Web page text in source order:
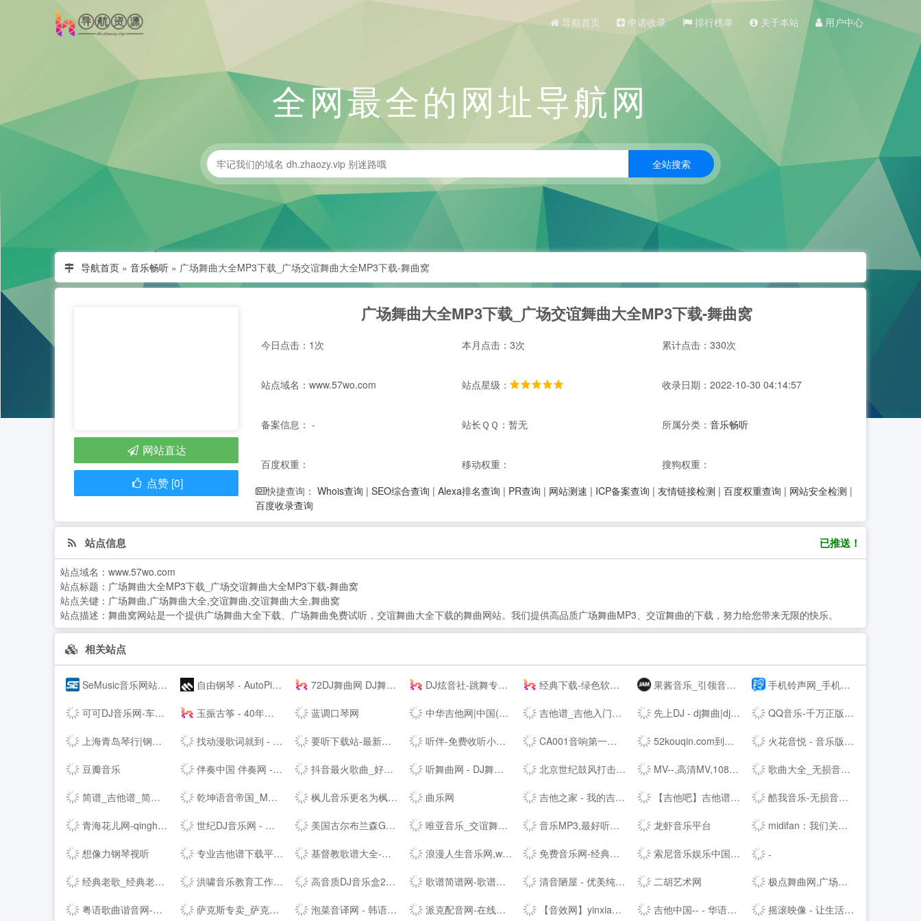
导航首页 申请收录 排行榜单 关于本站 用户中心
全网最全的网址导航网
导航首页 » 音乐畅听 » 广场舞曲大全MP3下载_广场交谊舞曲大全MP3下载-舞曲窝
广场舞曲大全MP3下载_广场交谊舞曲大全MP3下载-舞曲窝
今日点击：1次 本月点击：3次 累计点击：330次
站点域名：www.57wo.com 站点星级： 收录日期：2022-10-30 04:14:57
备案信息： - 站长ＱＱ：暂无 所属分类：音乐畅听
百度权重： 移动权重： 搜狗权重：
快捷查询： Whois查询 | SEO综合查询 | Alexa排名查询 | PR查询 | 网站测速 | ICP备案查询 | 友情链接检测 | 百度权重查询 | 网站安全检测 |
百度收录查询
网站直达
点赞 [0]
站点信息 已推送！
站点域名： www.57wo.com
站点标题： 广场舞曲大全MP3下载_广场交谊舞曲大全MP3下载-舞曲窝
站点关键： 广场舞曲,广场舞曲大全,交谊舞曲,交谊舞曲大全,舞曲窝
站点描述： 舞曲窝网站是一个提供广场舞曲大全下载、广场舞曲免费试听，交谊舞曲大全下载的舞曲网站。我们提供高品质广场舞曲MP3、交谊舞曲的下载，努力给您带来无限的快乐。
相关站点
SeMusic音乐网站源码|一号DJ开源PHP音乐CMS网站管理系统 自由钢琴 - AutoPiano | 在线钢琴，键盘钢琴，模拟钢琴，多种乐器选择，好听又好玩 72DJ舞曲网 DJ舞曲 DJ串烧 最新好听的dj舞曲免费下载网站 DJ炫音社-跳舞专辑_公路音乐_酒吧音乐夜店慢摇车载DJ舞曲网站 经典下载-绿色软件下载-常用软件下载 果酱音乐_引领音乐娱乐新风向 手机铃声网_手机铃声下载_免费手机铃声下载
可可DJ音乐网-车载dj dj舞曲 dj现场视频 原创DJ音乐分享平台 玉振古筝 - 40年技术沉淀，铸就扬州筝业佼佼者 蓝调口琴网 中华吉他网|中国(珠海)国际吉他艺术节|中国(珠海)吉他大赛|教育|琴行|厂商|珠海吉他学会|研究会|珠海市音乐家协会|联谊会|结他|吉它|china|gutiar|keytar|www.zhguitar.com 吉他谱_吉他入门教程_吉他教学视频_吉他谱下载-吉他屋 先上DJ - dj舞曲|dj歌曲串烧|dj慢摇舞曲|劲爆dj|车载dj QQ音乐-千万正版音乐海量无损曲库新歌热歌天天畅听的高品质音乐平台！
上海青岛琴行|钢琴品牌|买钢琴|学钢琴|钢琴价格|小小莫扎特钢琴城培训-- 找动漫歌词就到 - 每日动漫歌词网 要听下载站-最新手机游戏软件下载平台 听伴-免费收听小说相声儿歌笑话段子,网络收音机|在线收听平台！ CA001音响第一网 _ 音频视频灯光信息平台 - Powered by CA001.COM 52kouqin.com到期，请续费 火花音悦 - 音乐版权服务平台，正版音乐好听不贵
豆瓣音乐 伴奏中国 伴奏网 -- 【其他均为假冒网站 将追究法律责任】 抖音最火歌曲_好听的歌曲 - 我要歌词网 听舞曲网 - DJ舞曲,MP4,MP3免费下载,流行音乐,抖音热门歌曲,网络热门歌曲 北京世纪鼓风打击乐器中心-打击乐鼓风 MV--,高清MV,1080PMV,高清MP4,MV下载,可可MV 歌曲大全_无损音乐下载_MP3歌曲免费下载 - 求歌网
简谱_吉他谱_简谱歌谱大全_钢琴谱_歌谱曲谱大全 - 爱曲谱网 乾坤语音帝国_MP3音乐免费试听下载网站 枫儿音乐更名为枫儿乐谱网提供各种简谱，歌谱，五线谱，吉他谱 曲乐网 吉他之家 - 我的吉他谱,我的吉他网站! 【吉他吧】吉他谱大全_吉他弹唱视频教学 酷我音乐-无损音质正版在线试听网站
青海花儿网-qinghaihuaer.com.cn 世纪DJ音乐网 - 无损高品质DJ舞曲分享,音质最好的DJ免费下载网站 美国古尔布兰森GULBRANSEN-百年高端品牌钢琴-（中国）-- 唯亚音乐_交谊舞曲_舞厅舞曲大全_夜场交谊舞曲 音乐MP3,最好听的歌曲,流行音乐网 - YYMP3音乐网 龙虾音乐平台 midifan：我们关注电脑音乐
想像力钢琴视听 专业吉他谱下载平台 - 吉他世界 基督教歌谱大全-分享基督教赞美诗歌简谱，五线谱，和弦谱，歌词的最佳网站! 浪漫人生音乐网,www.dj191.com,车载音乐,慢摇中文,武汉dj193,最新好听的dj,音乐串烧,Dj视频下载,免费下载 免费音乐网-经典歌曲大全、无损MP3歌曲免费下载 索尼音乐娱乐中国 | Sony Music Entertainment China
-
经典老歌_经典老歌大全_经典老歌100首怀旧连播
洪啸音乐教育工作站 - 音乐教师的网络家园 - Powered by Discuz! 高音质DJ音乐盒2020---320kbps高清DJ播放器 dj音乐盒2016 歌谱简谱网-歌谱网_搜谱网_中国歌谱网简谱大全 清音陋屋 - 优美纯音乐精美散文分享网站 二胡艺术网 极点舞曲网,广场舞,中国好舞蹈,鬼步舞,交谊舞曲,交谊舞曲网站,交谊舞曲免费下载,dj舞曲免费下载,dj舞曲下载,舞曲大全,劲爆dj舞曲,好听的dj舞曲
粤语歌曲谐音网-粤语歌词谐音网 萨克斯专卖_萨克斯价格_进口萨克斯_萨克斯厂家-台湾Sertur/萨尔特萨克斯【官网】 泡菜音译网 - 韩语歌词音译,谐音歌词,韩剧ost音译分享平台 派克配音网-在线配音网站_广告宣传片配音_动画游戏配音公司 【音效网】yinxiao.com-音效,音效网,免费音效素材,音效素材网,音效素材,音效网,音效素材网,音效素材下载,音效素材网站,中国音效素材,音效素材,音效网 吉他中国-- - 华语首席吉他门户！中文旗舰吉他多维平台！ 摇滚映像 - 让生活看见希望